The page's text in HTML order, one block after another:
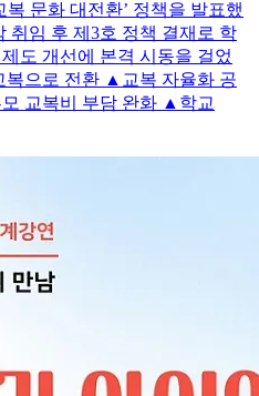
문화 대전환’ 정책을 발표했
취임 후 제3호 정책 결재로 학
도 개선에 본격 시동을 걸었
으로 전환 ▲교복 자율화 공
교복비 부담 완화 ▲학교